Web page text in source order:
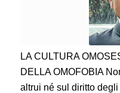
LA CULTURA
DELLA OMOFOBIA
altrui né sul diritto